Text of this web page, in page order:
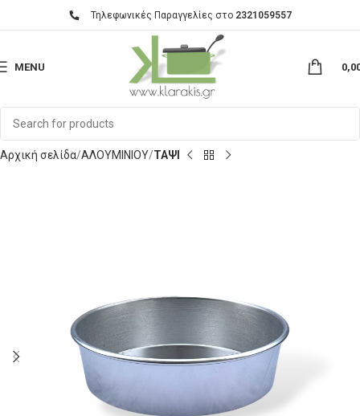
Τηλεφωνικές Παραγγελίες στο 2321059557
MENU
Αρχική σελίδα ΑΛΟΥΜΙΝΙΟΥ ΤΑΨΙ